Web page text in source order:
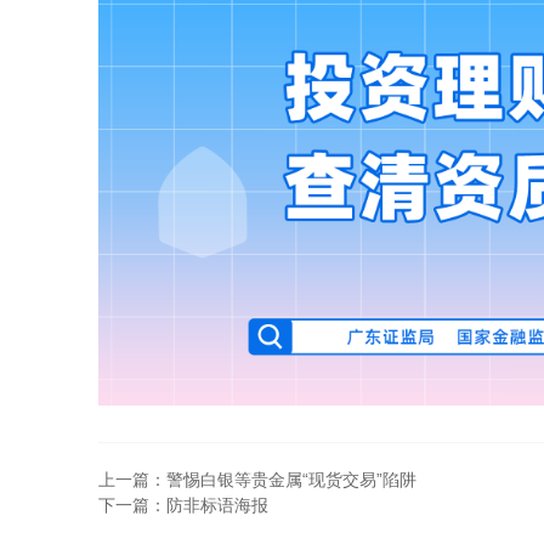
上一篇：警惕白银等贵金属“现货交易”陷阱
下一篇：防非标语海报